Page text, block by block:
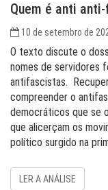
Quem é anti
10 de setembro de
O texto discute o
nomes de servidores
antifascistas.
compreender o
democráticos que se
que alicerçam os
político surgido na
LER A ANÁLISE